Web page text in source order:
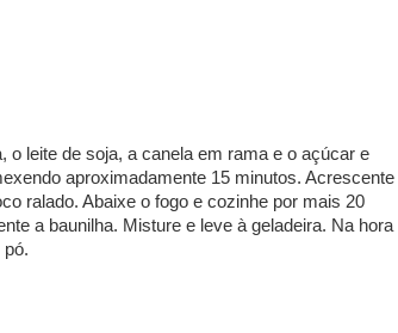
o leite de soja, a canela em rama e o açúcar e
aproximadamente 15 minutos. Acrescente
ralado. Abaixe o fogo e cozinhe por mais 20
a baunilha. Misture e leve à geladeira. Na hora